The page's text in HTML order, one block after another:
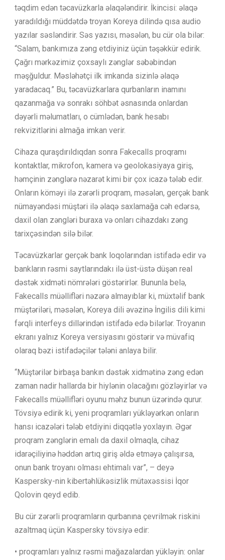
təqdim edən təcavüzkarla əlaqələndirir. İkincisi: əlaqə
yaradıldığı müddətdə troyan Koreya dilində qısa audio
yazılar səsləndirir. Səs yazısı, məsələn, bu cür ola bilər:
“Salam, bankımıza zəng etdiyiniz üçün təşəkkür edirik.
Çağrı mərkəzimiz çoxsaylı zənglər səbəbindən
məşğuldur. Məsləhətçi ilk imkanda sizinlə əlaqə
yaradacaq.” Bu, təcavüzkarlara qurbanların inamını
qazanmağa və sonrakı söhbət əsnasında onlardan
dəyərli məlumatları, o cümlədən, bank hesabı
rekvizitlərini almağa imkan verir.
Cihaza quraşdırıldıqdan sonra Fakecalls proqramı
kontaktlar, mikrofon, kamera və geolokasiyaya giriş,
həmçinin zənglərə nəzarət kimi bir çox icazə tələb edir.
Onların köməyi ilə zərərli proqram, məsələn, gerçək bank
nümayəndəsi müştəri ilə əlaqə saxlamağa cəh edərsə,
daxil olan zəngləri buraxa və onları cihazdakı zəng
tarixçəsindən silə bilər.
Təcavüzkarlar gerçək bank loqolarından istifadə edir və
bankların rəsmi saytlarındakı ilə üst-üstə düşən real
dəstək xidməti nömrələri göstərirlər. Bununla belə,
Fakecalls müəllifləri nəzərə almayıblar ki, müxtəlif bank
müştəriləri, məsələn, Koreya dili əvəzinə İngilis dili kimi
fərqli interfeys dillərindən istifadə edə bilərlər. Troyanın
ekranı yalnız Koreya versiyasını göstərir və müvafiq
olaraq bəzi istifadəçilər tələni anlaya bilir.
“Müştərilər birbaşa bankın dəstək xidmətinə zəng edən
zaman nadir hallarda bir hiylənin olacağını gözləyirlər və
Fakecalls müəllifləri oyunu məhz bunun üzərində qurur.
Tövsiyə edirik ki, yeni proqramları yükləyərkən onların
hansı icazələri tələb etdiyini diqqətlə yoxlayın. Əgər
proqram zənglərin emalı da daxil olmaqla, cihaz
idarəçiliyinə həddən artıq giriş əldə etməyə çalışırsa,
onun bank troyanı olması ehtimalı var”, – deyə
Kaspersky-nin kibertəhlükəsizlik mütəxəssisi İqor
Qolovin qeyd edib.
Bu cür zərərli proqramların qurbanına çevrilmək riskini
azaltmaq üçün Kaspersky tövsiyə edir:
• proqramları yalnız rəsmi mağazalardan yükləyin: onlar